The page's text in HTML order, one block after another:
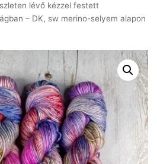
lévő kézzel festett
– DK, sw merino-selyem alapon